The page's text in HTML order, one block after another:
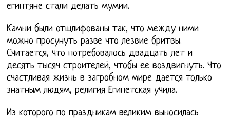
египтяне стали делать мумии.
Камни были отшлифованы так, что между ними
можно просунуть разве что лезвие бритвы.
Считается, что потребовалось двадцать лет и
десять тысяч строителей, чтобы ее воздвигнуть. Что
счастливая жизнь в загробном мире дается только
знатным людям, религия Египетская учила.
Из которого по праздникам великим выносилась